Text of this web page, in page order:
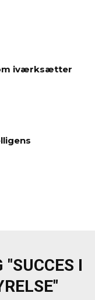
iværksætter
"SUCCES I